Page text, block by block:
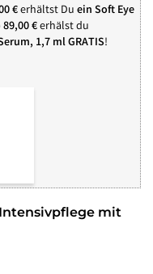
€erhältst Du ein Soft Eye
89,00 €erhälst du
1,7 ml GRATIS!
mit